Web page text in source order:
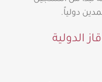
دولياً.
الدولية